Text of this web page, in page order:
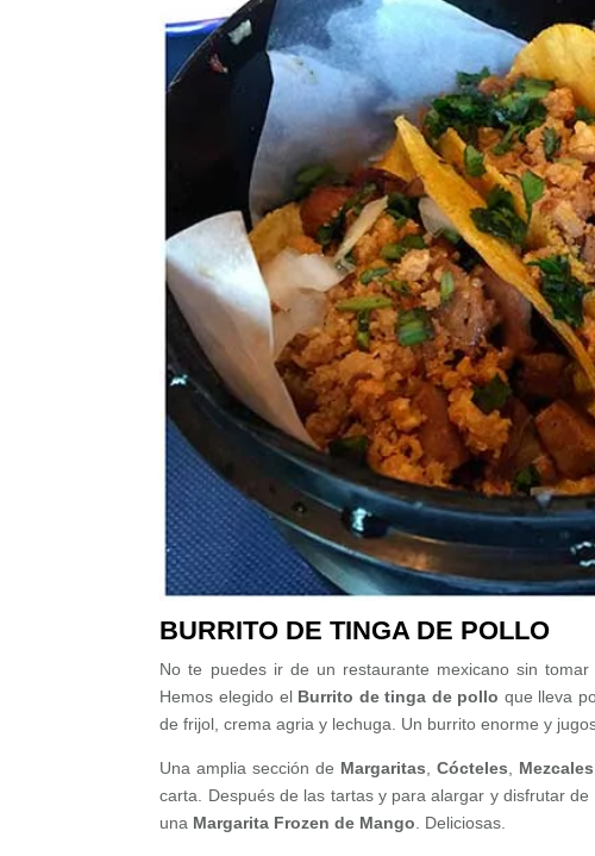
BURRITO DE TINGA DE POLLO
No te puedes ir de un restaurante mexicano sin tomar
Hemos elegido el Burrito de tinga de pollo que lleva
de frijol, crema agria y lechuga. Un burrito enorme y
Una amplia sección de Margaritas Cócteles Mezcales
carta. Después de las tartas y para alargar y disfrutar
una Margarita Frozen de Mango . Deliciosas.